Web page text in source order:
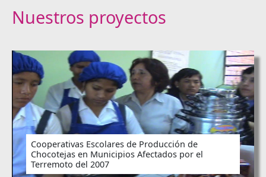
Nuestros proyectos
Cooperativas Escolares de Producción de
Chocotejas en Municipios Afectados por el
Terremoto del 2007